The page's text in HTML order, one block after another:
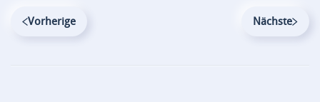
Vorherige Nächste